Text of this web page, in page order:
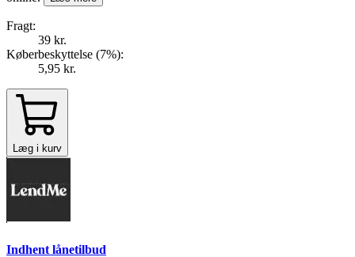
Fragt:
39 kr.
Køberbeskyttelse (7%):
5,95 kr.
Læg i kurv
Indhent lånetilbud